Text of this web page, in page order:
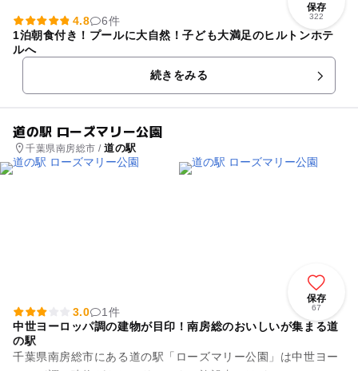
保存
322
4.8
6件
1泊朝食付き！プールに大自然！子ども大満足のヒルトンホテ
ルへ
続きをみる
道の駅 ローズマリー公園
千葉県南房総市 /道の駅
保存
67
3.0
1件
中世ヨーロッパ調の建物が目印！南房総のおいしいが集まる道
の駅
千葉県南房総市にある道の駅「ローズマリー公園」は中世ヨー